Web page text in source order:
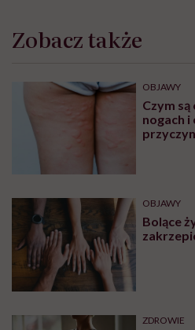
Zobacz także
OBJAWY
Czym
nogach i
OBJAWY
Bolące
ZDROWIE